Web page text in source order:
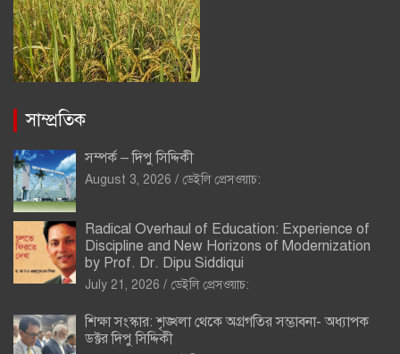
সাম্প্রতিক
সম্পর্ক – দিপু সিদ্দিকী
August 3, 2026 ডেইলি প্রেসওয়াচ:
Radical Overhaul of Education: Experience of
Discipline and New Horizons of Modernization
by Prof. Dr. Dipu Siddiqui
July 21, 2026 ডেইলি প্রেসওয়াচ:
শিক্ষা সংস্কার: শৃঙ্খলা থেকে অগ্রগতির সম্ভাবনা- অধ্যাপক
ডক্টর দিপু সিদ্দিকী